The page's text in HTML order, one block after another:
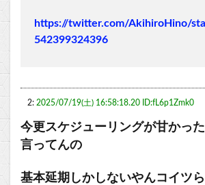
https://twitter.com/AkihiroHino/
542399324396
2: 2025/07/19(土) 16:58:18.20 ID:fL6p1Zmk0
今更スケジューリングが甘かっ
言ってんの
基本延期しかしないやんコイツら